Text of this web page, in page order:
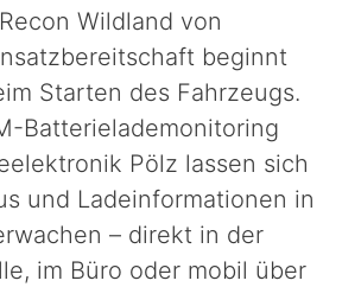
Wildland von
beginnt
Starten des Fahrzeugs.
Batterielademonitoring
Pölz lassen sich
und Ladeinformationen in
– direkt in der
im Büro oder mobil über